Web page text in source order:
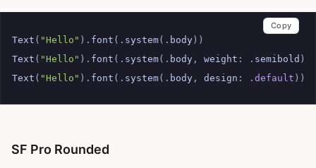
Text ( "Hello" ). font (. system(. body ))
Text ( "Hello" ). font (. system(. body , weight : . semibold ))
Text ( "Hello" ). font (. system(. body , design : . default ))
Copy
SF Pro Rounded